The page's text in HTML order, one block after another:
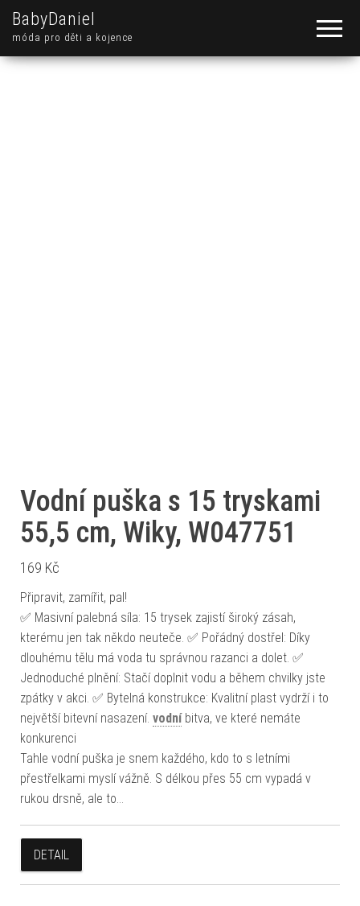
BabyDaniel
móda pro děti a kojence
Vodní puška s 15 tryskami
55,5 cm, Wiky, W047751
169 Kč
Připravit, zamířit, pal!
✅ Masivní palebná síla: 15 trysek zajistí široký zásah,
kterému jen tak někdo neuteče. ✅ Pořádný dostřel: Díky
dlouhému tělu má voda tu správnou razanci a dolet. ✅
Jednoduché plnění: Stačí doplnit vodu a během chvilky jste
zpátky v akci. ✅ Bytelná konstrukce: Kvalitní plast vydrží i to
největší bitevní nasazení. vodníbitva, ve které nemáte
konkurenci
Tahle vodní puška je snem každého, kdo to s letními
přestřelkami myslí vážně. S délkou přes 55 cm vypadá v
rukou drsně, ale to…
DETAIL